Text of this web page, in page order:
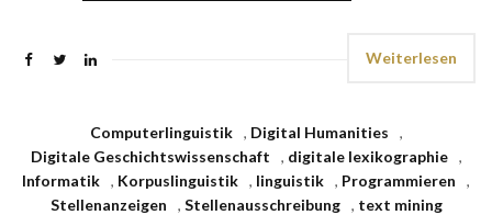
Weiterlesen
Computerlinguistik , Digital Humanities
,
Digitale Geschichtswissenschaft
, digitale lexikographie
,
Informatik , Korpuslinguistik , linguistik , Programmieren
,
Stellenanzeigen
, Stellenausschreibung , text mining